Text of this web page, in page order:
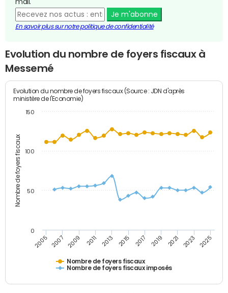
mail.
Je m'abonne
En savoir plus sur notre politique de confidentialité
Evolution du nombre de foyers fiscaux à
Messemé
Nombre de foyers fiscaux
Evolution du nombre de foyers fiscaux (Source : JDN d'après
ministère de l'Economie)
Nombre de foyers fiscaux
Nombre de foyers fiscaux imposés
2005 2007 2009 2011 2013 2015 2017 2019 2021 2023 2025
0
50
100
150